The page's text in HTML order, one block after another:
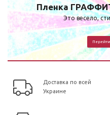
Пленка
Это весело,
Sticker Bombing – новомодное
картинку или картину с
тематических рисунков.
десятки и сотни картинок,
Перейти
Доставка по всей
Украине